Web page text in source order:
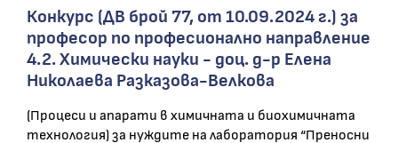
Конкурс (ДВ брой 77, от 10.09.2024 г.) за
професор по професионално направление
4.2. Химически науки - доц. д-р Елена
Николаева Разказова-Велкова
(Процеси и апарати в химичната и биохимичната
технология) за нуждите на лаборатория “Преносни